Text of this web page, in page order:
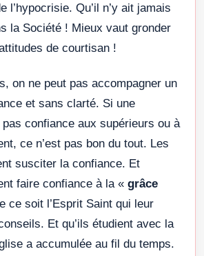
l’hypocrisie. Qu’il n’y ait jamais
la Société ! Mieux vaut gronder
de courtisan !
on ne peut pas accompagner un
et sans clarté. Si une
confiance aux supérieurs ou à
ce n’est pas bon du tout. Les
susciter la confiance. Et
faire confiance à la « grâce
ce soit l’Esprit Saint qui leur
Et qu’ils étudient avec la
a accumulée au fil du temps.